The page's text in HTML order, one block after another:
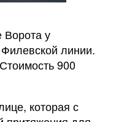
у
линии.
900
которая с